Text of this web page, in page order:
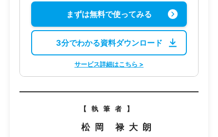
まずは無料で使ってみる
3分でわかる資料ダウンロード
サービス詳細はこちら >
【執筆者】
松岡 禄大朗